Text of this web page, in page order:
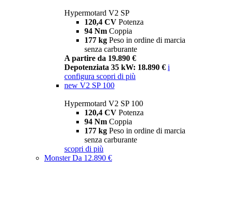
Hypermotard V2 SP
120,4 CV Potenza
94 Nm Coppia
177 kg Peso in ordine di marcia
senza carburante
A partire da 19.890 €
Depotenziata 35 kW: 18.890 € i
configura scopri di più
new V2 SP 100
Hypermotard V2 SP 100
120,4 CV Potenza
94 Nm Coppia
177 kg Peso in ordine di marcia
senza carburante
scopri di più
MonsterDa 12.890 €